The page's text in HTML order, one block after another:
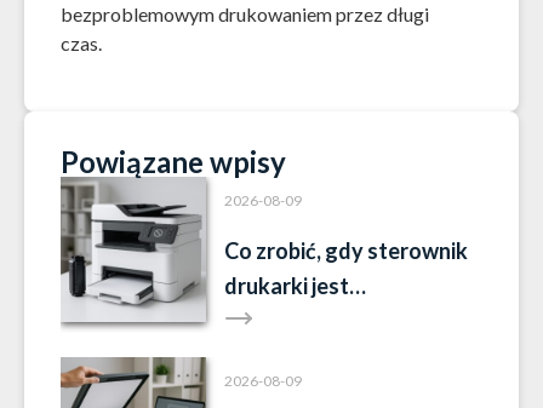
bezproblemowym drukowaniem przez długi
czas.
Powiązane wpisy
2026-08-09
Co zrobić, gdy sterownik
drukarki jest
niedostępny?
2026-08-09